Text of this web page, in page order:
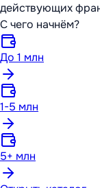
действующих
С чего начнём?
До 1 млн
1-5 млн
5+ млн